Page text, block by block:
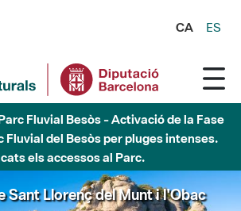
CA ES
Fluvial Besòs - Activació de la Fase
del Besòs per pluges intenses.
els accessos al Parc.
Sant Llorenç del Munt i l'Obac